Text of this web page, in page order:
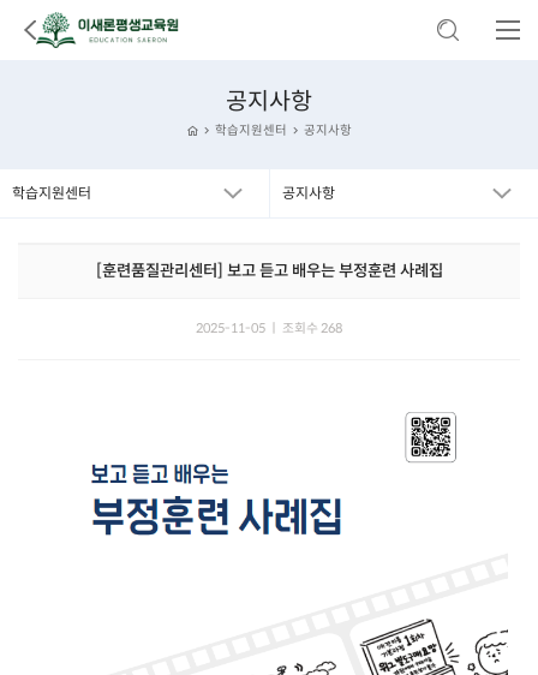
공지사항
학습지원센터 공지사항
학습지원센터 공지사항
[훈련품질관리센터] 보고 듣고 배우는 부정훈련 사례집
2025-11-05 ㅣ 조회수 268